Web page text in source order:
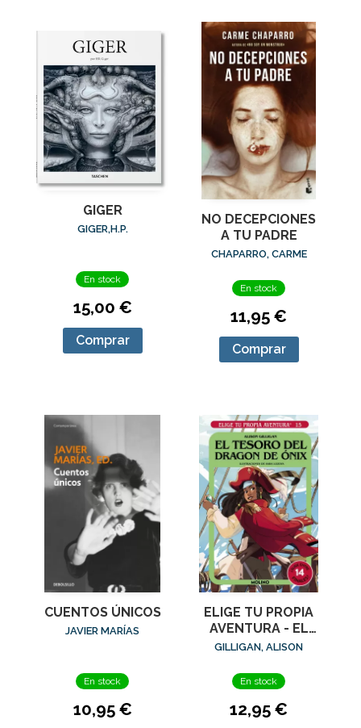
GIGER
GIGER,H.P.
En stock
15,00 €
Comprar
NO DECEPCIONES
A TU PADRE
CHAPARRO, CARME
En stock
11,95 €
Comprar
CUENTOS ÚNICOS
JAVIER MARÍAS
En stock
10,95 €
ELIGE TU PROPIA
AVENTURA - EL
TESORO DEL
GILLIGAN, ALISON
En stock
12,95 €